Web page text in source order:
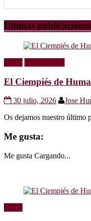
Últimas publicaciones
El Ciempiés de
30 julio, 2026 Jose
Os dejamos nuestro último
Me gusta:
Me gusta Cargando...